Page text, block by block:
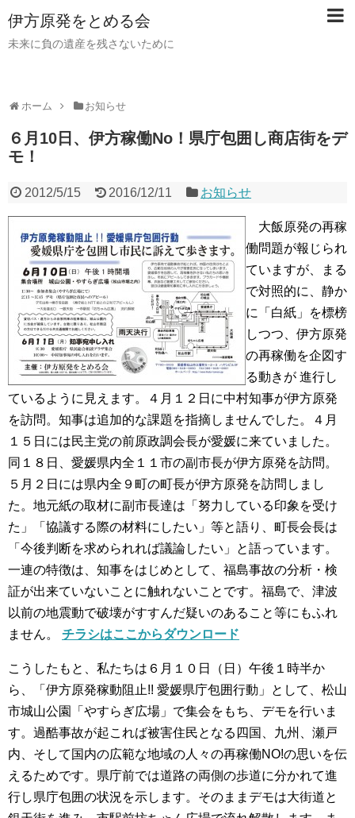
伊方原発をとめる会
未来に負の遺産を残さないために
ホーム お知らせ
６月10日、伊方稼働No！県庁包囲し商店街をデ
モ！
2012/5/15 2016/12/11 お知らせ
大飯原発の再稼
働問題が報じられ
ていますが、まる
で対照的に、静か
に「白紙」を標榜
しつつ、伊方原発
の再稼働を企図す
る動きが 進行し
ているように見えます。４月１２日に中村知事が伊方原発
を訪問。知事は追加的な課題を指摘しませんでした。４月
１５日には民主党の前原政調会長が愛媛に来ていました。
同１８日、愛媛県内全１１市の副市長が伊方原発を訪問。
５月２日には県内全９町の町長が伊方原発を訪問しまし
た。地元紙の取材に副市長達は「努力している印象を受け
た」「協議する際の材料にしたい」等と語り、町長会長は
「今後判断を求められれば議論したい」と語っています。
一連の特徴は、知事をはじめとして、福島事故の分析・検
証が出来ていないことに触れないことです。福島で、津波
以前の地震動で破壊がすすんだ疑いのあること等にもふれ
ません。 チラシはここからダウンロード
こうしたもと、私たちは６月１０日（日）午後１時半か
ら、「伊方原発稼動阻止!! 愛媛県庁包囲行動」として、松山
市城山公園「やすらぎ広場」で集会をもち、デモを行いま
す。過酷事故が起これば被害住民となる四国、九州、瀬戸
内、そして国内の広範な地域の人々の再稼働NO!の思いを伝
えるためです。県庁前では道路の両側の歩道に分かれて進
行し県庁包囲の状況を示します。そのままデモは大街道と